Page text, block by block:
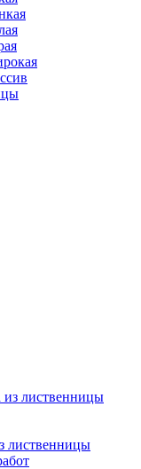
из лиственницы
лиственницы